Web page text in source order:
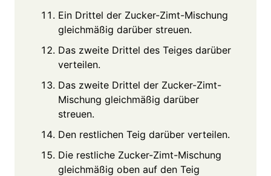
Ein Drittel der Zucker-Zimt-Mischung
gleichmäßig darüber streuen.
Das zweite Drittel des Teiges darüber
verteilen.
Das zweite Drittel der Zucker-Zimt-
Mischung gleichmäßig darüber
streuen.
Den restlichen Teig darüber verteilen.
Die restliche Zucker-Zimt-Mischung
gleichmäßig oben auf den Teig